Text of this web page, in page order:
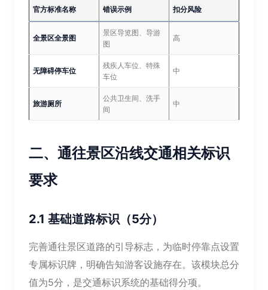
官方标准名称 错误示例 扣分风险
全景区全景图
景区导览图、导游
图
高
无障碍停车位
残疾人车位、特殊
车位
中
旅游厕所
公共卫生间、洗手
间
中
二、通往景区沿线交通相关标识
要求
2.1 基础道路标识（5分）
完善通往景区道路的引导标志，为临时停靠点设置
专属标识牌，明确告知游客设施存在。该模块总分
值为5分，是交通标识系统的基础得分项。